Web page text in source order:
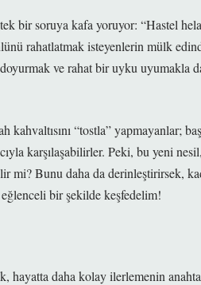
bir soruya kafa yoruyor: “Hastel
rahatlatmak isteyenlerin mülk
ve rahat bir uyku uyumakla
kahvaltısını “tostla” yapmayanlar;
karşılaşabilirler. Peki, bu yeni
mi? Bunu daha da derinleştirirsek,
bir şekilde keşfedelim!
hayatta daha kolay ilerlemenin